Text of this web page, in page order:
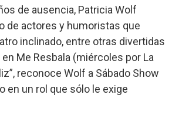
de ausencia, Patricia Wolf
de actores y humoristas que
inclinado, entre otras divertidas
Me Resbala (miércoles por La
reconoce Wolf a Sábado Show
en un rol que sólo le exige